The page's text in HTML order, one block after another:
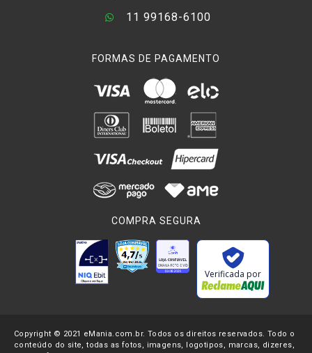
11 99168-6100
FORMAS DE PAGAMENTO
COMPRA SEGURA
Verificada por
Copyright © 2021 eMania.com.br. Todos os direitos reservados. Todo o
conteúdo do site, todas as fotos, imagens, logotipos, marcas, dizeres,